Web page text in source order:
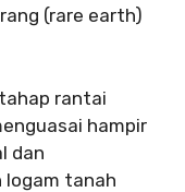
(rare earth)
rantai
hampir
dan
logam tanah